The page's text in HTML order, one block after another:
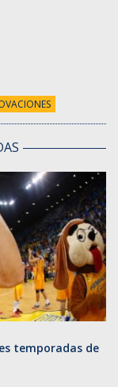
temporadas de